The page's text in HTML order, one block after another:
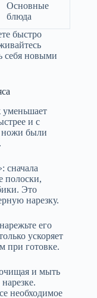
Основные
блюда
быстро
себя новыми
и с
ножи были
сначала
полоски,
Это
нарезку.
его
ускоряет
при готовке.
и мыть
необходимое